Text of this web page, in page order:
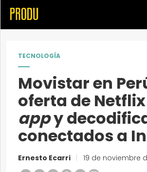
TECNOLOGÍA
Movistar en
oferta de
appy
conectados a
Ernesto Ecarri 19 de noviembre